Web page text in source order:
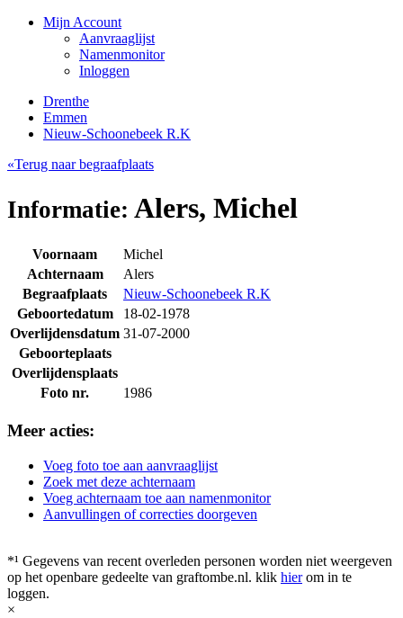
Mijn Account
Aanvraaglijst
Namenmonitor
Inloggen
Drenthe
Emmen
Nieuw-Schoonebeek R.K
«Terug naar begraafplaats
Informatie: Alers, Michel
Voornaam
Michel
Achternaam
Alers
Begraafplaats
Nieuw-Schoonebeek R.K
Geboortedatum
18-02-1978
Overlijdensdatum 31-07-2000
Geboorteplaats
Overlijdensplaats
Foto nr.
1986
Meer acties:
Voeg foto toe aan aanvraaglijst
Zoek met deze achternaam
Voeg achternaam toe aan namenmonitor
Aanvullingen of correcties doorgeven
*¹ Gegevens van recent overleden personen worden niet weergeven
op het openbare gedeelte van graftombe.nl. klik hierom in te
loggen.
×